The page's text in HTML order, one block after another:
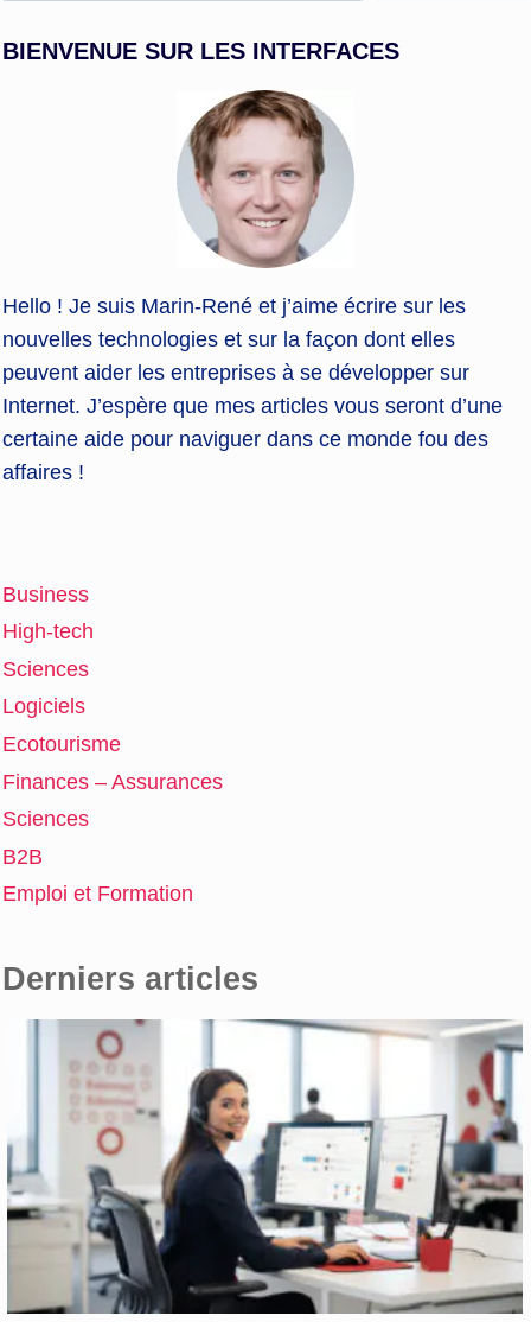
BIENVENUE SUR LES INTERFACES
Hello ! Je suis Marin-René et j’aime écrire sur les
nouvelles technologies et sur la façon dont elles
peuvent aider les entreprises à se développer sur
Internet. J’espère que mes articles vous seront d’une
certaine aide pour naviguer dans ce monde fou des
affaires !
Business
High-tech
Sciences
Logiciels
Ecotourisme
Finances – Assurances
Sciences
B2B
Emploi et Formation
Derniers articles